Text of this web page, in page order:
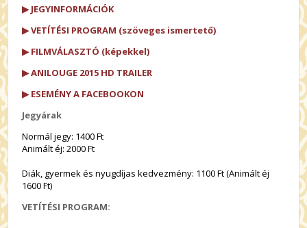
▶ JEGYINFORMÁCIÓK
▶ VETÍTÉSI PROGRAM (szöveges ismertető)
▶ FILMVÁLASZTÓ (képekkel)
▶ ANILOUGE 2015 HD TRAILER
▶ ESEMÉNY A FACEBOOKON
Jegyárak
Normál jegy: 1400 Ft
Animált éj: 2000 Ft
Diák, gyermek és nyugdíjas kedvezmény: 1100 Ft (Animált éj
1600 Ft)
VETÍTÉSI PROGRAM: